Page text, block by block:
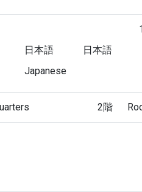
日本語
Japanese
日本語
2階